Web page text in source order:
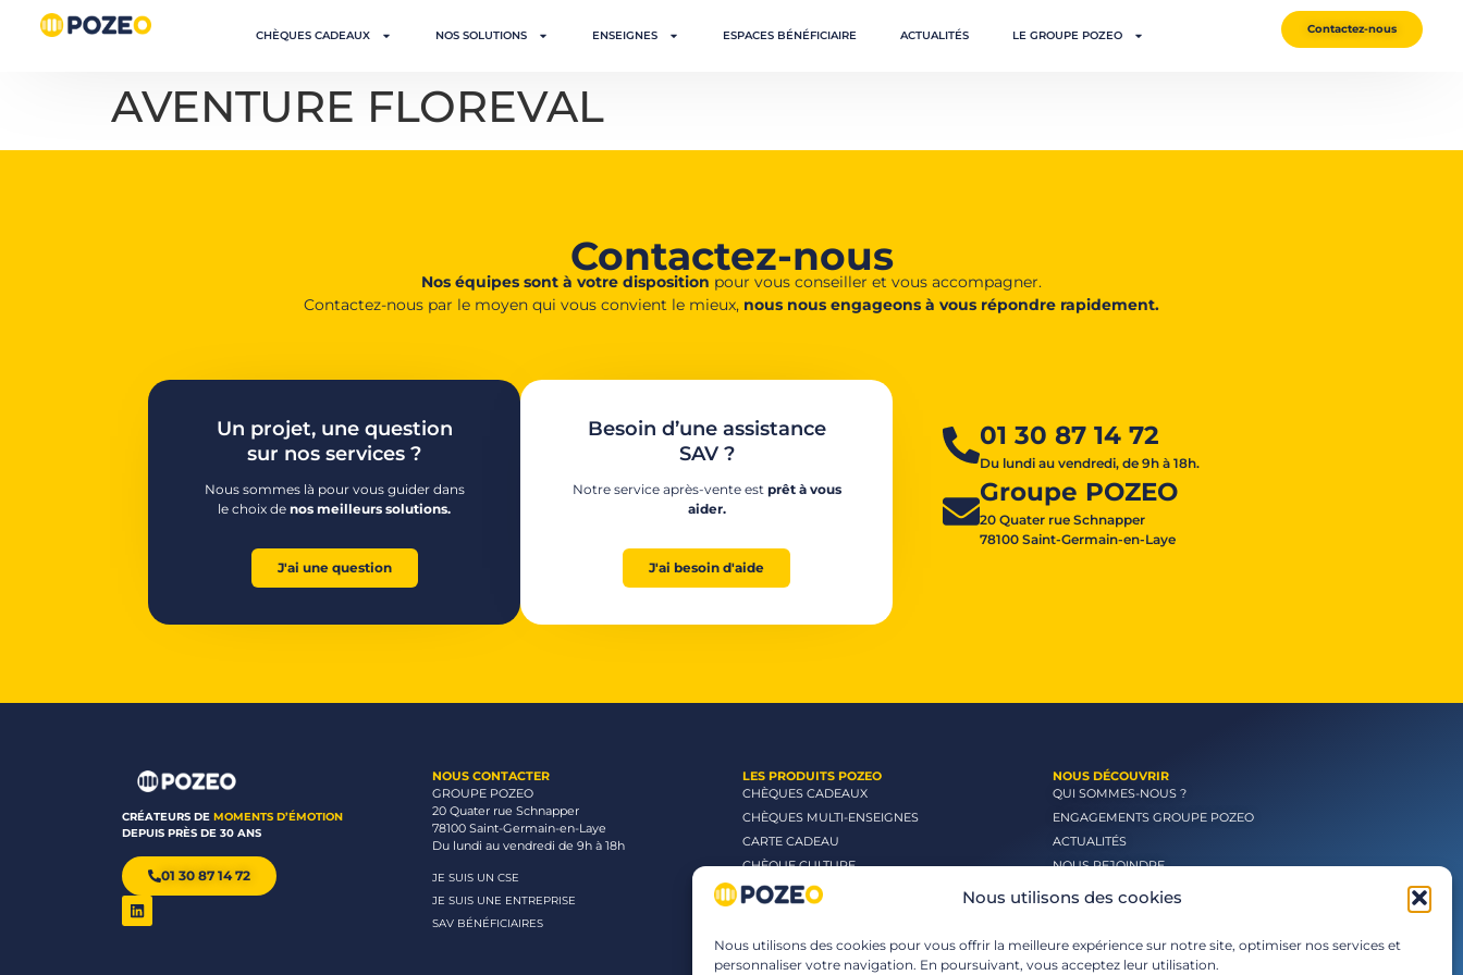
Nous utilisons des cookies
Nous utilisons des cookies pour vous offrir la meilleure expérience sur notre site, optimiser nos services et
personnaliser votre navigation. En poursuivant, vous acceptez leur utilisation.
CHÈQUES CADEAUX NOS SOLUTIONS ENSEIGNES ESPACES BÉNÉFICIAIRE ACTUALITÉS LE GROUPE POZEO Contactez-nous
AVENTURE FLOREVAL
Contactez-nous
Nos équipes sont à votre disposition pour vous conseiller et vous accompagner.
Contactez-nous par le moyen qui vous convient le mieux, nous nous engageons à vous répondre rapidement.
Un projet, une question
sur nos services ?
Nous sommes là pour vous guider dans
le choix denos meilleurs solutions.
J'ai une question
Besoin d’une assistance
SAV ?
Notre service après-vente est prêt à vous
aider.
J'ai besoin d'aide
01 30 87 14 72
Du lundi au vendredi, de 9h à 18h.
Groupe POZEO
20 Quater rue Schnapper
78100 Saint-Germain-en-Laye
CRÉATEURS DE MOMENTS D’ÉMOTION
DEPUIS PRÈS DE 30 ANS
01 30 87 14 72
NOUS CONTACTER
GROUPE POZEO
20 Quater rue Schnapper
78100 Saint-Germain-en-Laye
Du lundi au vendredi de 9h à 18h
JE SUIS UN CSE
JE SUIS UNE ENTREPRISE
SAV BÉNÉFICIAIRES
LES PRODUITS POZEO
CHÈQUES CADEAUX
CHÈQUES MULTI-ENSEIGNES
CARTE CADEAU
CHÈQUE CULTURE
CHÈQUE CINÉMA
NOUS DÉCOUVRIR
QUI SOMMES-NOUS ?
ENGAGEMENTS GROUPE POZEO
ACTUALITÉS
NOUS REJOINDRE